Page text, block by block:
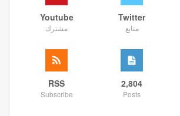
Twitter
متابع
Youtube
مشترك
2,804
Posts
RSS
Subscribe